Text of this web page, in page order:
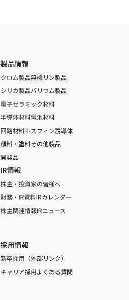
製品情報
クロム製品無機リン製品
シリカ製品バリウム製品
電子セラミック材料
半導体材料電池材料
回路材料ホスフィン誘導体
顔料・塗料その他製品
開発品
IR情報
株主・投資家の皆様へ
財務・IR資料IRカレンダー
株主関連情報IRニュース
採用情報
新卒採用（外部リンク）
キャリア採用よくある質問